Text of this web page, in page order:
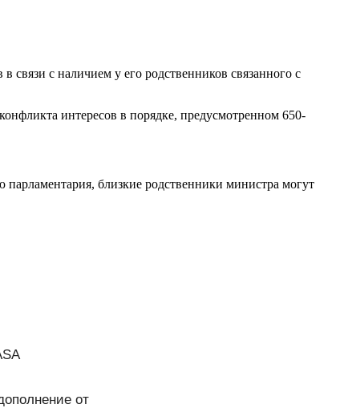
связи с наличием у его родственников связанного с
интересов в порядке, предусмотренном 650-
близкие родственники министра могут
от